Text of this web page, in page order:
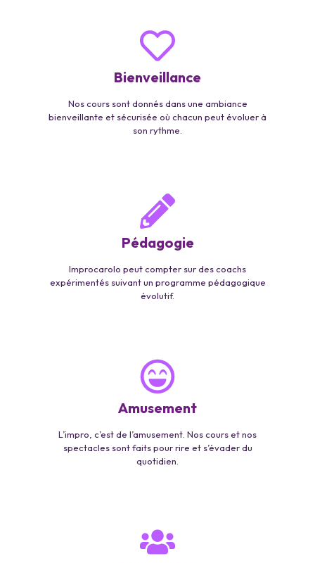
Bienveillance
Nos cours sont donnés dans une ambiance
bienveillante et sécurisée où chacun peut évoluer à
son rythme.
Pédagogie
Improcarolo peut compter sur des coachs
expérimentés suivant un programme pédagogique
évolutif.
Amusement
L’impro, c’est de l’amusement. Nos cours et nos
spectacles sont faits pour rire et s’évader du
quotidien.